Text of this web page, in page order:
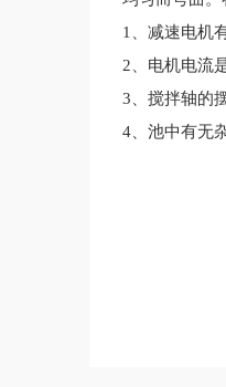
1、减速电机
2、电机电流
3、搅拌轴的
4、池中有无